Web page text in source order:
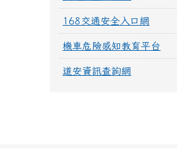
168交通安全入口網
機車危險感知教育平台
道安資訊查詢網